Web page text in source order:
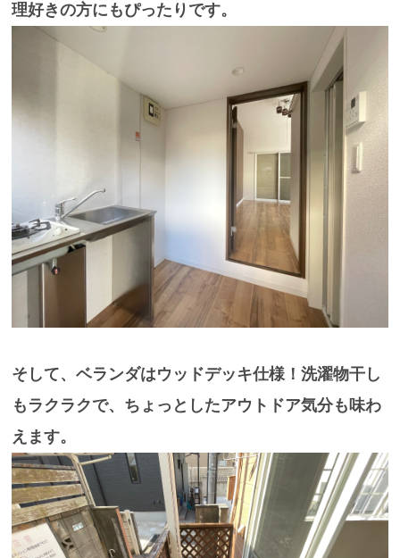
理好きの方にもぴったりです。
そして、ベランダはウッドデッキ仕様！洗濯物干し
もラクラクで、ちょっとしたアウトドア気分も味わ
えます。